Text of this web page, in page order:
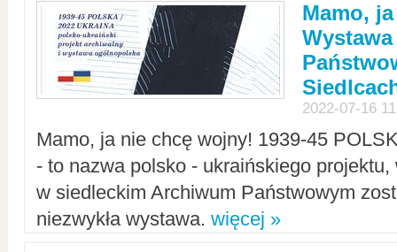
Mamo,
2022-07-16
Mamo, ja nie chcę wojny! 1939-45
- to nazwa polsko - ukraińskiego
w siedleckim Archiwum Państwowym
niezwykła wystawa. więcej »